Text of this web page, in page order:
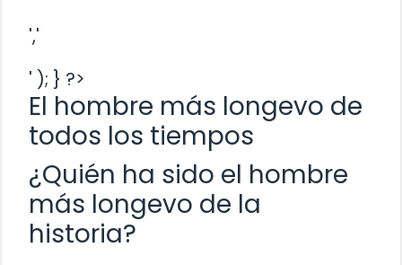
','
' ); } ?>
El hombre más longevo de
todos los tiempos
¿Quién ha sido el hombre
más longevo de la
historia?